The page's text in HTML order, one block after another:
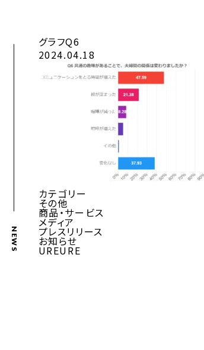
NEWS
グラフQ6
2024.04.18
カテゴリー
その他
商品・サービス
メディア
プレスリリース
お知らせ
UREURE